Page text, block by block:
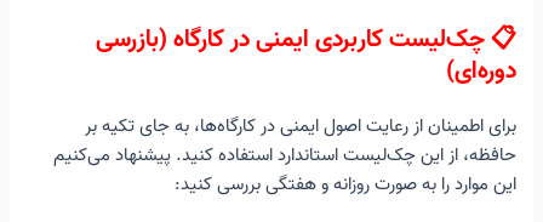
📋 چک‌لیست کاربردی ایمنی در کارگاه (بازرسی
دوره‌ای)
برای اطمینان از رعایت اصول ایمنی در کارگاه‌ها، به جای تکیه بر
حافظه، از این چک‌لیست استاندارد استفاده کنید. پیشنهاد می‌کنیم
این موارد را به صورت روزانه و هفتگی بررسی کنید: